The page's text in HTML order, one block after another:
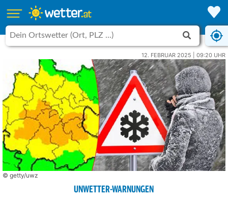
12. FEBRUAR 2025 | 09:20 UHR
© getty/uwz
UNWETTER-WARNUNGEN